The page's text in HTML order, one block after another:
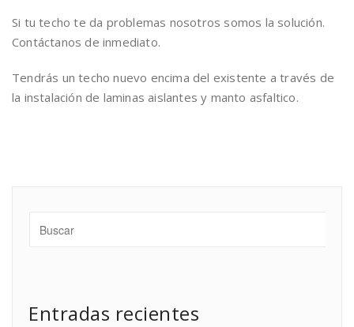
Si tu techo te da problemas nosotros somos la solución.
Contáctanos de inmediato.
Tendrás un techo nuevo encima del existente a través de
la instalación de laminas aislantes y manto asfaltico.
Entradas recientes